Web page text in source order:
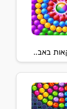
באב..